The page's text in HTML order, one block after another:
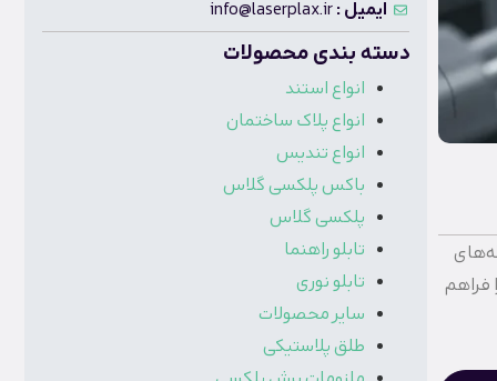
فراهم
ایمیل :info@laserplax.ir
دسته بندی محصولات
انواع استند
انواع پلاک ساختمان
انواع تندیس
باکس پلکسی گلاس
پلکسی گلاس
تابلو راهنما
تابلو نوری
سایر محصولات
طلق پلاستیکی